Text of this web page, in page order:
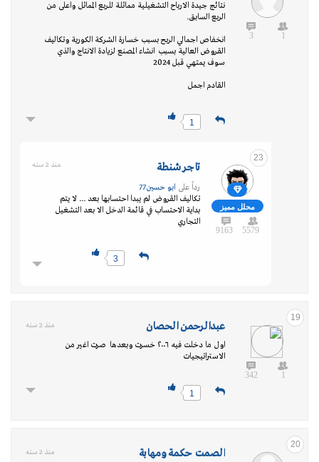
1
3
نتائج جيدة الارباح التشغيلية مماثلة للربع المماثل واعلى من
الربع السابق.
انخفاص اجمالي الربح بسبب خسارة الشركة الكورية وتكاليف
القروض العالية بسبب انشاء المصنع لزيادة الانتاج والذي
سوف يمتهي قبل 2024
القادم اجمل
1
23
محلل مميز
5579
9163
تاجر شنطة منذ 2 سنه
رداً على ابو حسين77
تكاليف القروض لم يبدا احتسابها بعد ... لا يتم
بداية الاحتساب في قائمة الدخل الا بعد التشغيل
التجاري
3
19
1
342
عبدالرحمن الحصان منذ 2 سنه
اول ما دخلت فيه ٢٠٠٦ خسرت وبعدها صرت اغير من
الاستراتيجيات
1
20
الصمت حكمة ومهابة منذ 2 سنه